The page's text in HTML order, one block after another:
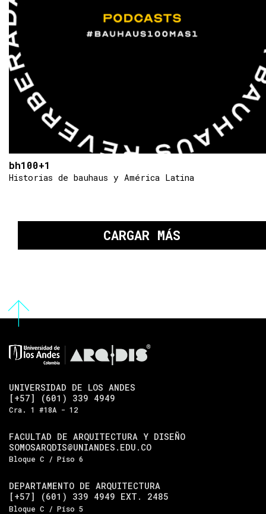
bh100+1
Historias de bauhaus y América Latina
CARGAR MÁS
UNIVERSIDAD DE LOS ANDES
[+57] (601) 339 4949
Cra. 1 #18A - 12
FACULTAD DE ARQUITECTURA Y DISEÑO
SOMOSARQDIS@UNIANDES.EDU.CO
Bloque C / Piso 6
DEPARTAMENTO DE ARQUITECTURA
[+57] (601) 339 4949 EXT. 2485
Bloque C / Piso 5